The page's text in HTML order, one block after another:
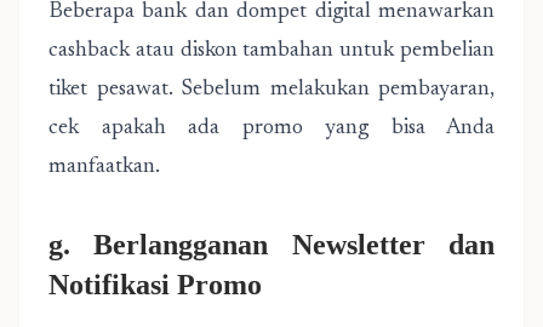
Beberapa bank dan dompet digital menawarkan
cashback atau diskon tambahan untuk pembelian
tiket pesawat. Sebelum melakukan pembayaran,
cek apakah ada promo yang bisa Anda
manfaatkan.
g. Berlangganan Newsletter dan
Notifikasi Promo